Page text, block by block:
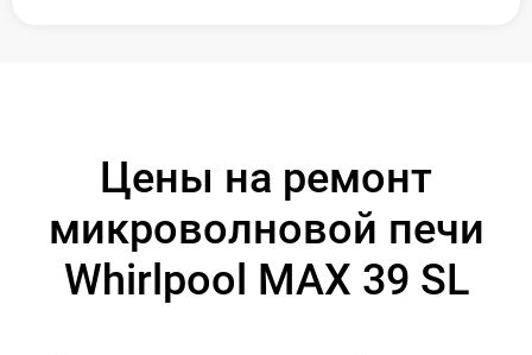
Цены на ремонт
микроволновой печи
Whirlpool MAX 39 SL